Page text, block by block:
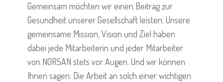
Gemeinsam möchten wir einen Beitrag zur
Gesundheit unserer Gesellschaft leisten. Unsere
gemeinsame Mission, Vision und Ziel haben
dabei jede Mitarbeiterin und jeder Mitarbeiter
von NORSAN stets vor Augen. Und wir können
Ihnen sagen: Die Arbeit an solch einer wichtigen